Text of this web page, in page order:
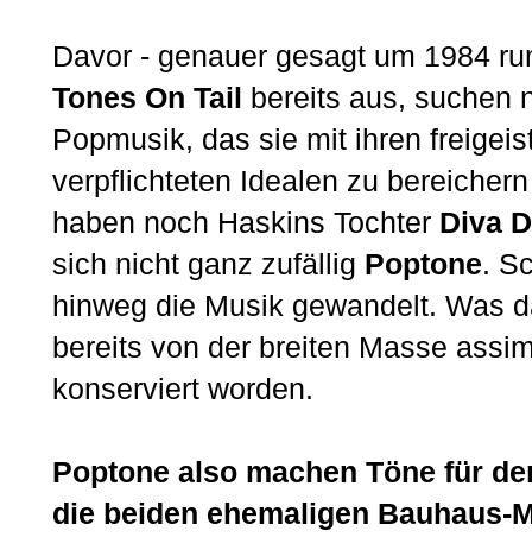
Davor - genauer gesagt um 1984
Tones On Tail bereits aus, suchen
Popmusik, das sie mit ihren
verpflichteten Idealen zu
haben noch Haskins Tochter Diva
sich nicht ganz zufällig Poptone.
hinweg die Musik gewandelt. Was
bereits von der breiten Masse
konserviert worden.
Poptone also machen Töne für
die beiden ehemaligen